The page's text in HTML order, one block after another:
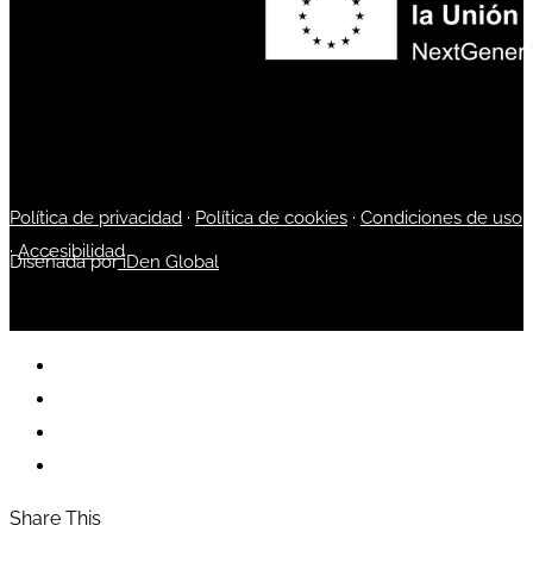
Política de privacidad · Política de cookies · Condiciones de uso
·Accesibilidad
Diseñada poriDen Global
Share This